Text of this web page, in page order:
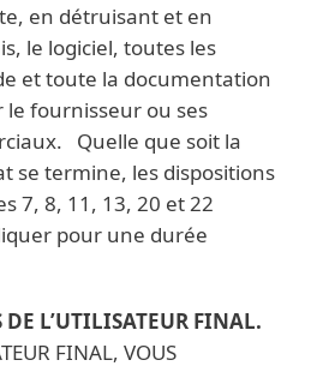
en détruisant et en
le logiciel, toutes les
et toute la documentation
fournisseur ou ses
Quelle que soit la
se termine, les dispositions
7, 8, 11, 13, 20 et 22
pour une durée
L’UTILISATEUR FINAL.
FINAL, VOUS